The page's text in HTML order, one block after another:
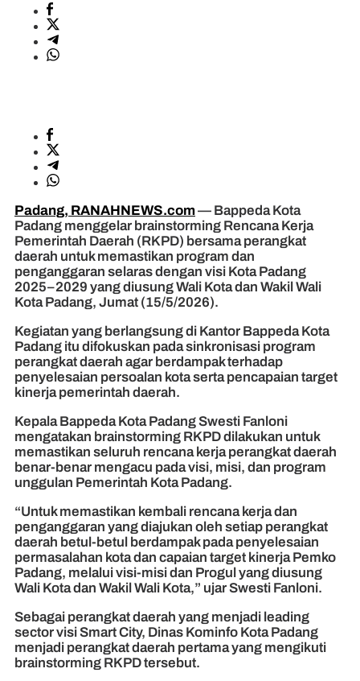
Padang, RANAHNEWS.com— Bappeda Kota
Padang menggelar brainstorming Rencana Kerja
Pemerintah Daerah (RKPD) bersama perangkat
daerah untuk memastikan program dan
penganggaran selaras dengan visi Kota Padang
2025–2029 yang diusung Wali Kota dan Wakil Wali
Kota Padang, Jumat (15/5/2026).
Kegiatan yang berlangsung di Kantor Bappeda Kota
Padang itu difokuskan pada sinkronisasi program
perangkat daerah agar berdampak terhadap
penyelesaian persoalan kota serta pencapaian target
kinerja pemerintah daerah.
Kepala Bappeda Kota Padang Swesti Fanloni
mengatakan brainstorming RKPD dilakukan untuk
memastikan seluruh rencana kerja perangkat daerah
benar-benar mengacu pada visi, misi, dan program
unggulan Pemerintah Kota Padang.
“Untuk memastikan kembali rencana kerja dan
penganggaran yang diajukan oleh setiap perangkat
daerah betul-betul berdampak pada penyelesaian
permasalahan kota dan capaian target kinerja Pemko
Padang, melalui visi-misi dan Progul yang diusung
Wali Kota dan Wakil Wali Kota,” ujar Swesti Fanloni.
Sebagai perangkat daerah yang menjadi leading
sector visi Smart City, Dinas Kominfo Kota Padang
menjadi perangkat daerah pertama yang mengikuti
brainstorming RKPD tersebut.